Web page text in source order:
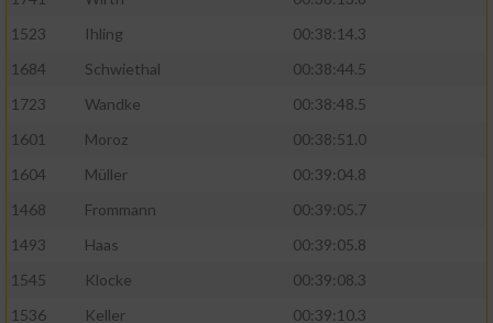
1523
Ihling
00:38:14.3
1684
Schwiethal
00:38:44.5
1723
Wandke
00:38:48.5
1601
Moroz
00:38:51.0
1604
Müller
00:39:04.8
1468
Frommann
00:39:05.7
1493
Haas
00:39:05.8
1545
Klocke
00:39:08.3
1536
Keller
00:39:10.3
Verwendung reduzierter Daten zur Auswahl
Erstellung von Profilen für personalisierte
Verwendung von Profilen zur Auswahl
Erstellung von Profilen zur Personalisierung
von Inhalten